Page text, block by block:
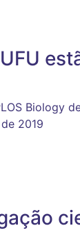
Biology
2019